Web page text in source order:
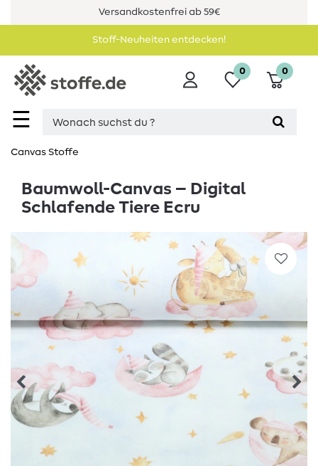
Versandkostenfrei ab 59€
Stoff-Neuheiten entdecken!
☰
0 0
Canvas Stoffe
Baumwoll-Canvas – Digital
Schlafende Tiere Ecru